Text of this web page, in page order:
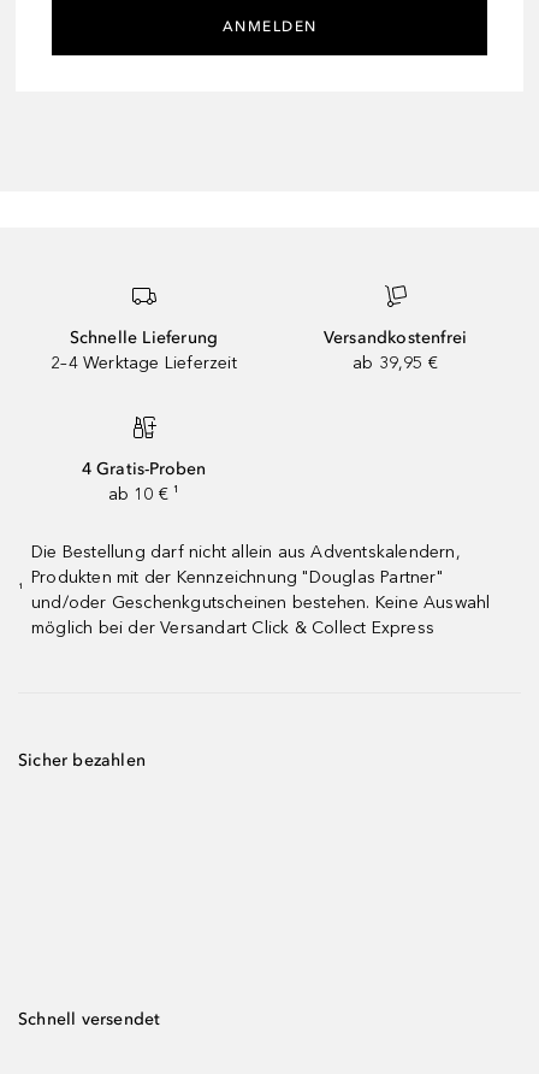
ANMELDEN
Schnelle Lieferung
2–4 Werktage Lieferzeit
Versandkostenfrei
ab 39,95 €
4 Gratis-Proben
ab 10 € ¹
¹
Die Bestellung darf nicht allein aus Adventskalendern,
Produkten mit der Kennzeichnung "Douglas Partner"
und/oder Geschenkgutscheinen bestehen. Keine Auswahl
möglich bei der Versandart Click & Collect Express
Sicher bezahlen
Schnell versendet